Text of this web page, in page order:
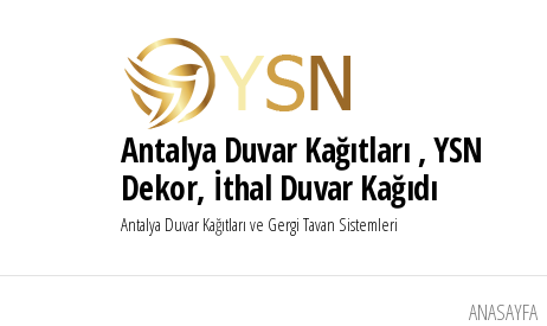
Antalya Duvar Kağıtları , YSN
Dekor, İthal Duvar Kağıdı
Antalya Duvar Kağıtları ve Gergi Tavan Sistemleri
ANASAYFA